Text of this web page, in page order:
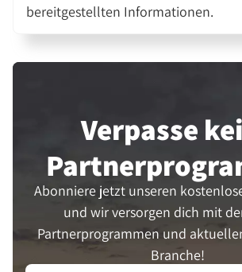
bereitgestellten Informationen.
Verpasse
Abonniere jetzt unseren
und wir versorgen dich mit
Partnerprogrammen und
Branche!